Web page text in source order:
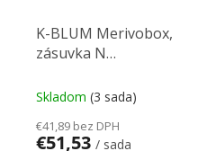
K-BLUM Merivobox,
zásuvka N
tmavosivá OG, Inserta
Skladom (3 sada)
€41,89 bez DPH
€51,53 / sada